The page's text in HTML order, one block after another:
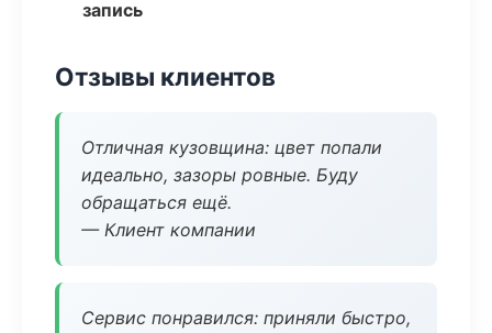
запись
Отзывы клиентов
Отличная кузовщина: цвет попали
идеально, зазоры ровные. Буду
обращаться ещё.
— Клиент компании
Сервис понравился: приняли быстро,